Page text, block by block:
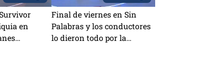
en
Final de viernes en Sin
Palabras y los conductores
lo dieron todo por la